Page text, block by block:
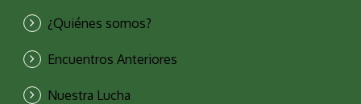
¿Quiénes somos?
Encuentros Anteriores
Nuestra Lucha